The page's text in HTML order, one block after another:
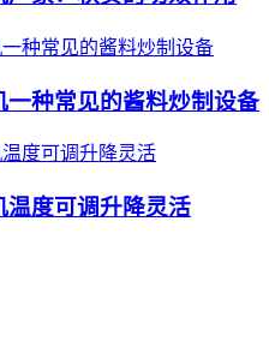
一种常见的酱料炒制设备
温度可调升降灵活